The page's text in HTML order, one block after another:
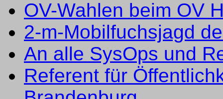
OV-Wahlen beim OV
2-m-Mobilfuchsjagd
An alle SysOps und
Referent für